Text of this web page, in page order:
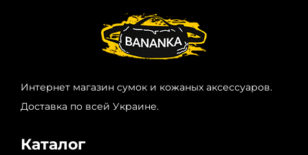
Интернет магазин сумок и кожаных аксессуаров.
Доставка по всей Украине.
Каталог